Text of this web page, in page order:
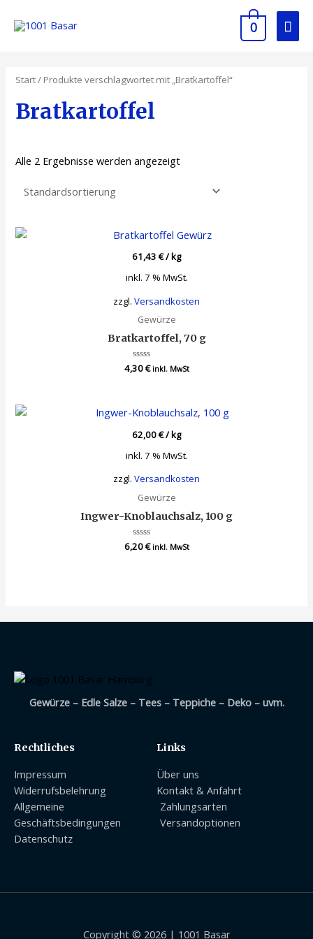
0
Start/ Produkte verschlagwortet mit „Bratkartoffel“
Bratkartoffel
Alle 2 Ergebnisse werden angezeigt
61,43€/kg
inkl. 7 % MwSt.
zzgl. Versandkosten
Gewürze
Bratkartoffel, 70 g
Bewertet
4,30€ inkl. MwSt
62,00€/kg
inkl. 7 % MwSt.
zzgl. Versandkosten
Gewürze
Ingwer-Knoblauchsalz, 100 g
Bewertet
mit
6,20€ inkl. MwSt
Gewürze – Edle Salze – Tees – Teppiche – Deko – uvm.
Rechtliches
Impressum
Widerrufsbelehrung
Allgemeine
Geschäftsbedingungen
Datenschutz
Links
Über uns
Kontakt & Anfahrt
Zahlungsarten
Versandoptionen
Copyright © 2026 | 1001 Basar